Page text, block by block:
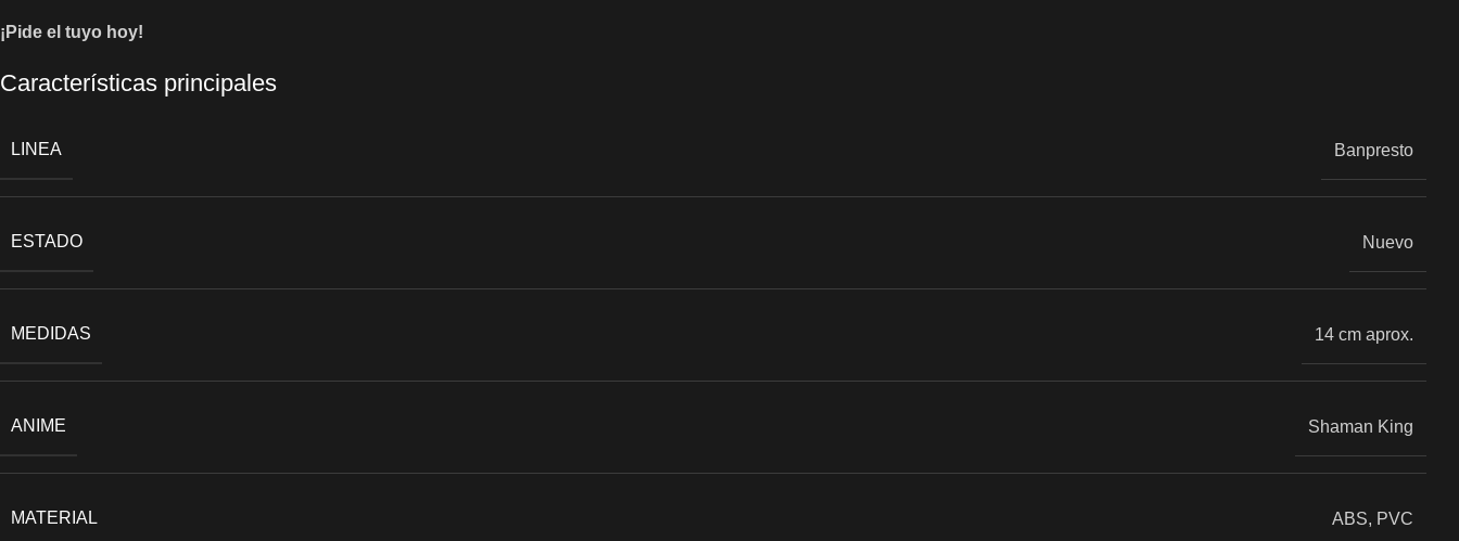
¡Pide el tuyo hoy!
Características principales
LINEA Banpresto
ESTADO Nuevo
MEDIDAS 14 cm aprox.
ANIME Shaman King
MATERIAL ABS, PVC